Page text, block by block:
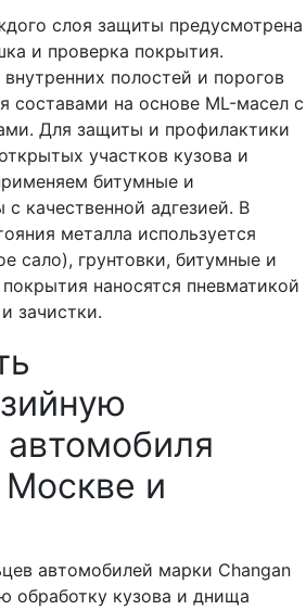
слоя защиты предусмотрена
и проверка покрытия.
полостей и порогов
составами на основе ML-масел с
Для защиты и профилактики
участков кузова и
битумные и
качественной адгезией. В
металла используется
сало), грунтовки, битумные и
наносятся пневматикой
зачистки.
и
автомобилей марки Сhangan
обработку кузова и днища